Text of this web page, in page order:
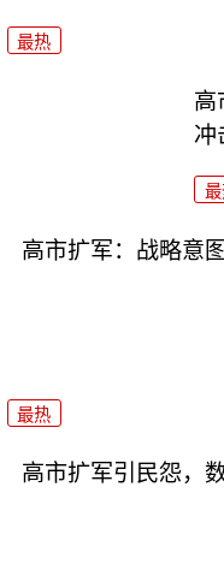
最热
高
冲
高市扩军：战略意
最热
高市扩军引民怨，